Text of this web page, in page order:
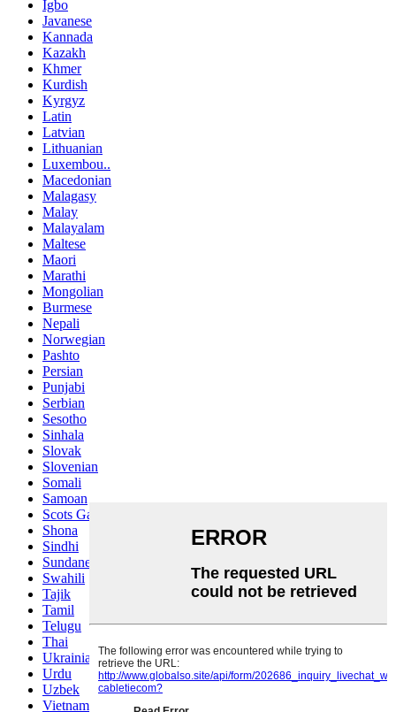
Igbo
Javanese
Kannada
Kazakh
Khmer
Kurdish
Kyrgyz
Latin
Latvian
Lithuanian
Luxembou..
Macedonian
Malagasy
Malay
Malayalam
Maltese
Maori
Marathi
Mongolian
Burmese
Nepali
Norwegian
Pashto
Persian
Punjabi
Serbian
Sesotho
Sinhala
Slovak
Slovenian
Somali
Samoan
Scots Gaelic
Shona
Sindhi
Sundanese
Swahili
Tajik
Tamil
Telugu
Thai
Ukrainian
Urdu
Uzbek
Vietnamese